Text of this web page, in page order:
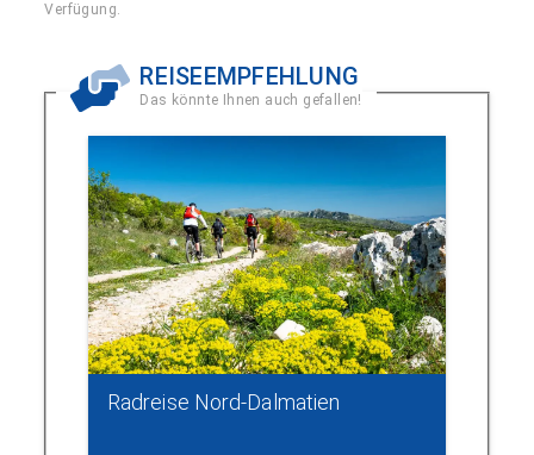
Verfügung.
REISEEMPFEHLUNG
Das könnte Ihnen auch gefallen!
Radreise Nord-Dalmatien